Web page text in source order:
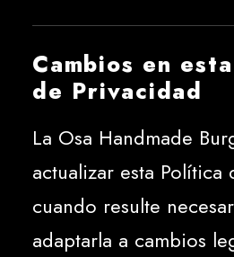
Cambios en
de Privacidad
La Osa Handmade
actualizar esta Política
cuando resulte
adaptarla a cambios